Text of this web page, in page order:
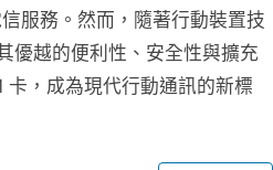
服務。然而，隨著行動裝置技
優越的便利性、安全性與擴充
，成為現代行動通訊的新標